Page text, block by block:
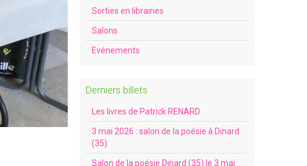
Sorties en librairies
Salons
Evénements
Derniers billets
Les livres de Patrick RENARD
3 mai 2026 : salon de la poésie à Dinard
(35)
Salon de la poésie Dinard (35) le 3 mai